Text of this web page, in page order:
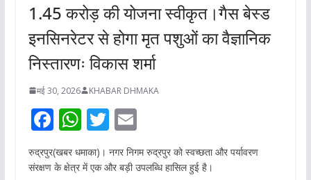
1.45 करोड़ की योजना स्वीकृत।गैस बेस्ड
इनसिनरेटर से होगा मृत पशुओं का वैज्ञानिक
निस्तारणः विकास शर्मा
मई 30, 2026 KHABAR DHMAKA
F
ac
e
W
h
at
T
w
itt
E
m
ai
रुद्रपुर(खबर धमाका)। नगर निगम रुद्रपुर को स्वच्छता और पर्यावरण
संरक्षण के क्षेत्र में एक और बड़ी उपलब्धि हासिल हुई है।